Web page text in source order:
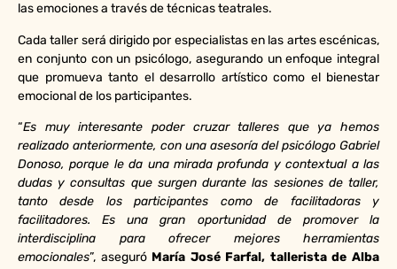
las emociones a través de técnicas teatrales.
Cada taller será dirigido por especialistas en las artes escénicas,
en conjunto con un psicólogo, asegurando un enfoque integral
que promueva tanto el desarrollo artístico como el bienestar
emocional de los participantes.
“Es muy interesante poder cruzar talleres que ya hemos
realizado anteriormente, con una asesoría del psicólogo Gabriel
Donoso, porque le da una mirada profunda y contextual a las
dudas y consultas que surgen durante las sesiones de taller,
tanto desde los participantes como de facilitadoras y
facilitadores. Es una gran oportunidad de promover la
interdisciplina para ofrecer mejores herramientas
emocionales”, aseguró María José Farfal, tallerista de Alba